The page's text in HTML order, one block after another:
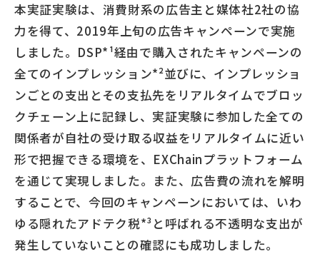
本実証実験は、消費財系の広告主と媒体社2社の協
力を得て、2019年上旬の広告キャンペーンで実施
しました。DSP*¹経由で購入されたキャンペーンの
全てのインプレッション*²並びに、インプレッショ
ンごとの支出とその支払先をリアルタイムでブロッ
クチェーン上に記録し、実証実験に参加した全ての
関係者が自社の受け取る収益をリアルタイムに近い
形で把握できる環境を、EXChainプラットフォーム
を通じて実現しました。また、広告費の流れを解明
することで、今回のキャンペーンにおいては、いわ
ゆる隠れたアドテク税*³と呼ばれる不透明な支出が
発生していないことの確認にも成功しました。